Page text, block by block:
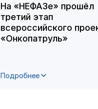
На «НЕФАЗе» прошёл
третий этап
всероссийского
«Онкопатруль»
Подробнее